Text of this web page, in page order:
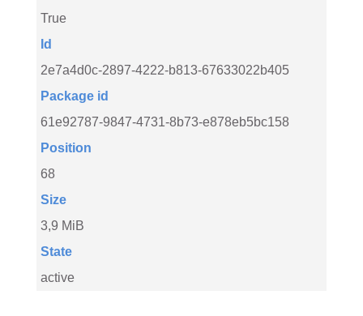
True
Id
2e7a4d0c-2897-4222-b813-67633022b405
Package id
61e92787-9847-4731-8b73-e878eb5bc158
Position
68
Size
3,9 MiB
State
active